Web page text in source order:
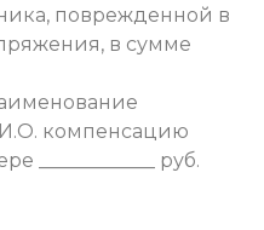
поврежденной в
в сумме
компенсацию
____________ руб.